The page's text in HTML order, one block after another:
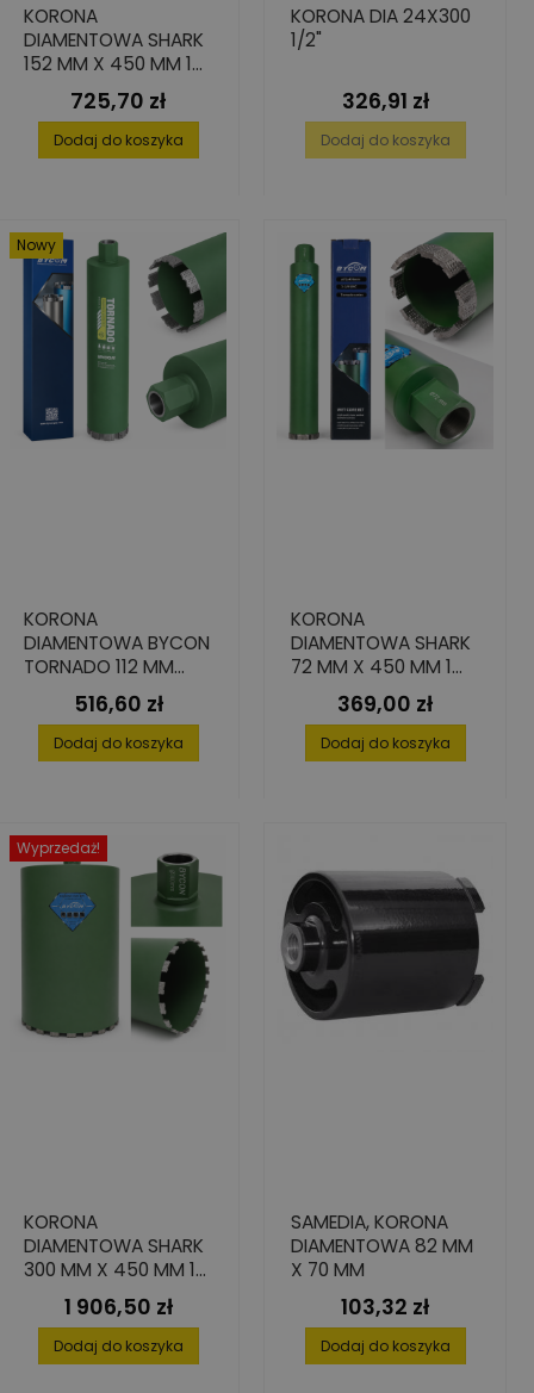
KORONA
DIAMENTOWA SHARK
152 MM X 450 MM 1
1/4" DO BETONU
Cena
725,70 zł
Dodaj do koszyka
KORONA DIA 24X300
1/2"
Cena
326,91 zł
Dodaj do koszyka
Nowy
KORONA
DIAMENTOWA BYCON
TORNADO 112 MM
450 MM 1 1/4" UNC
Cena
516,60 zł
Dodaj do koszyka
KORONA
DIAMENTOWA SHARK
72 MM X 450 MM 1
1/4" DO BETONU
Cena
369,00 zł
Dodaj do koszyka
Wyprzedaż!
KORONA
DIAMENTOWA SHARK
300 MM X 450 MM 1
1/4" DO BETONU
Cena
1 906,50 zł
Dodaj do koszyka
SAMEDIA, KORONA
DIAMENTOWA 82 MM
X 70 MM
Cena
103,32 zł
Dodaj do koszyka